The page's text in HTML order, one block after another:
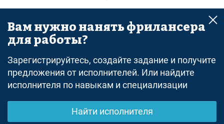
Помощь
Поиск
Оферта
Политика конфиденциальности
Дисклеймер о ЗоЗПП
Вам нужно нанять фрилансера
для работы?
Зарегистрируйтесь, создайте задание и получите
предложения от исполнителей. Или найдите
исполнителя по навыкам и специализации
Найти исполнителя